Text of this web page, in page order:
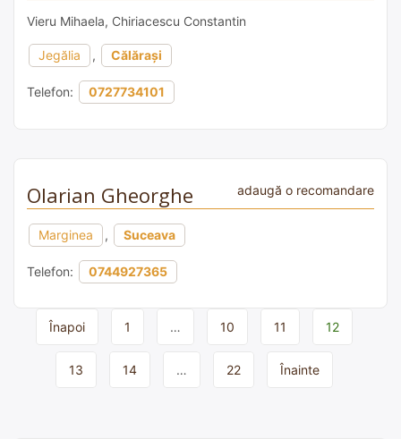
Vieru Mihaela, Chiriacescu Constantin
Jegălia , Călărași
Telefon: 0727734101
Olarian Gheorghe adaugă o recomandare
Marginea , Suceava
Telefon: 0744927365
Page
Înapoi 1 … 10 11 12
13 14 … 22 Înainte